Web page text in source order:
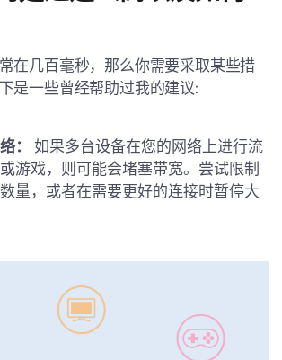
在几百毫秒，那么你需要采取某些措
是一些曾经帮助过我的建议:
：
如果多台设备在您的网络上进行流
游戏，则可能会堵塞带宽。尝试限制
量，或者在需要更好的连接时暂停大